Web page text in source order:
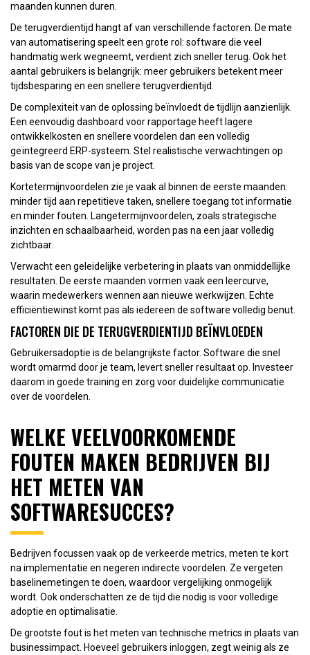
maanden kunnen duren.
De terugverdientijd hangt af van verschillende factoren. De mate
van automatisering speelt een grote rol: software die veel
handmatig werk wegneemt, verdient zich sneller terug. Ook het
aantal gebruikers is belangrijk: meer gebruikers betekent meer
tijdsbesparing en een snellere terugverdientijd.
De complexiteit van de oplossing beïnvloedt de tijdlijn aanzienlijk.
Een eenvoudig dashboard voor rapportage heeft lagere
ontwikkelkosten en snellere voordelen dan een volledig
geïntegreerd ERP-systeem. Stel realistische verwachtingen op
basis van de scope van je project.
Kortetermijnvoordelen zie je vaak al binnen de eerste maanden:
minder tijd aan repetitieve taken, snellere toegang tot informatie
en minder fouten. Langetermijnvoordelen, zoals strategische
inzichten en schaalbaarheid, worden pas na een jaar volledig
zichtbaar.
Verwacht een geleidelijke verbetering in plaats van onmiddellijke
resultaten. De eerste maanden vormen vaak een leercurve,
waarin medewerkers wennen aan nieuwe werkwijzen. Echte
efficiëntiewinst komt pas als iedereen de software volledig benut.
FACTOREN DIE DE TERUGVERDIENTIJD BEÏNVLOEDEN
Gebruikersadoptie is de belangrijkste factor. Software die snel
wordt omarmd door je team, levert sneller resultaat op. Investeer
daarom in goede training en zorg voor duidelijke communicatie
over de voordelen.
WELKE VEELVOORKOMENDE
FOUTEN MAKEN BEDRIJVEN BIJ
HET METEN VAN
SOFTWARESUCCES?
Bedrijven focussen vaak op de verkeerde metrics, meten te kort
na implementatie en negeren indirecte voordelen. Ze vergeten
baselinemetingen te doen, waardoor vergelijking onmogelijk
wordt. Ook onderschatten ze de tijd die nodig is voor volledige
adoptie en optimalisatie.
De grootste fout is het meten van technische metrics in plaats van
businessimpact. Hoeveel gebruikers inloggen, zegt weinig als ze